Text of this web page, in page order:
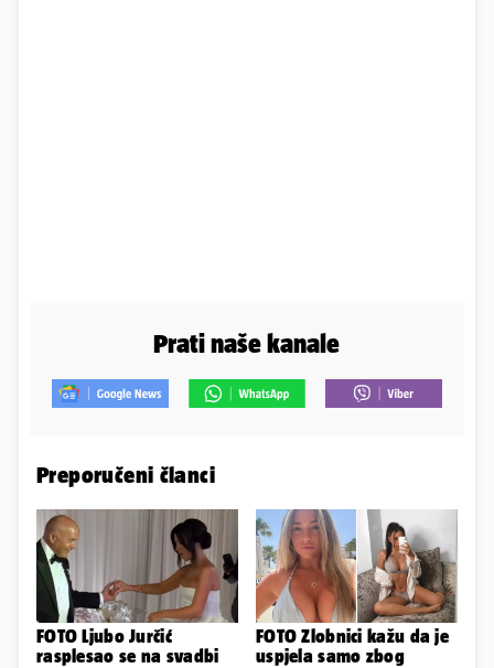
Prati naše kanale
Preporučeni članci
FOTO Ljubo Jurčić
rasplesao se na svadbi
FOTO Zlobnici kažu da je
uspjela samo zbog